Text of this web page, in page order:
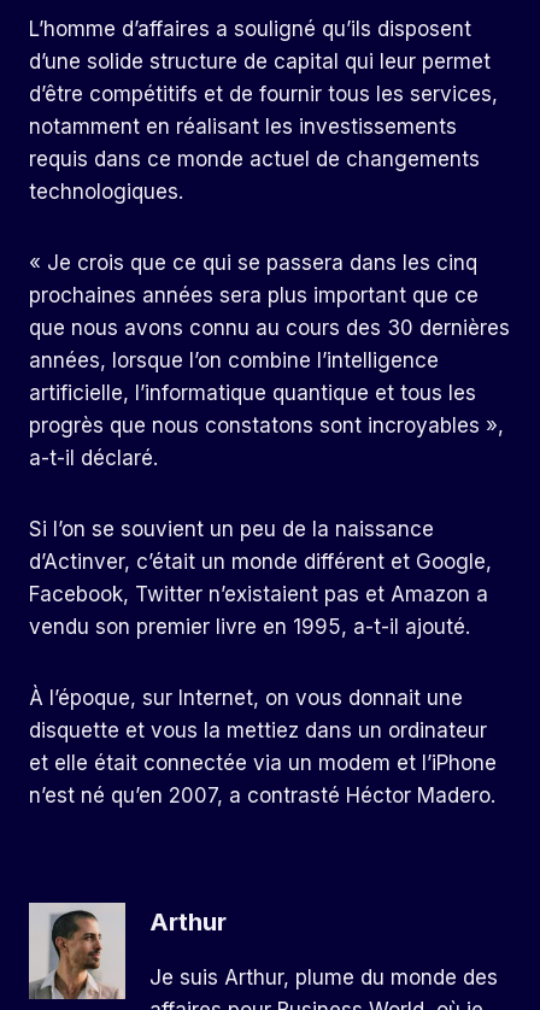
L’homme d’affaires a souligné qu’ils disposent
d’une solide structure de capital qui leur permet
d’être compétitifs et de fournir tous les services,
notamment en réalisant les investissements
requis dans ce monde actuel de changements
technologiques.
« Je crois que ce qui se passera dans les cinq
prochaines années sera plus important que ce
que nous avons connu au cours des 30 dernières
années, lorsque l’on combine l’intelligence
artificielle, l’informatique quantique et tous les
progrès que nous constatons sont incroyables »,
a-t-il déclaré.
Si l’on se souvient un peu de la naissance
d’Actinver, c’était un monde différent et Google,
Facebook, Twitter n’existaient pas et Amazon a
vendu son premier livre en 1995, a-t-il ajouté.
À l’époque, sur Internet, on vous donnait une
disquette et vous la mettiez dans un ordinateur
et elle était connectée via un modem et l’iPhone
n’est né qu’en 2007, a contrasté Héctor Madero.
Arthur
Je suis Arthur, plume du monde des